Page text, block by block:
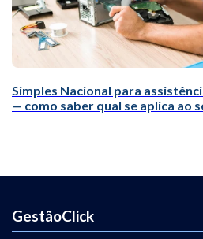
Simples Nacional para
— como saber qual se aplica ao
GestãoClick